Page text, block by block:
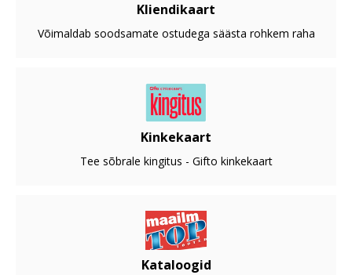
Kliendikaart
Võimaldab soodsamate ostudega säästa rohkem raha
Kinkekaart
Tee sõbrale kingitus - Gifto kinkekaart
Kataloogid